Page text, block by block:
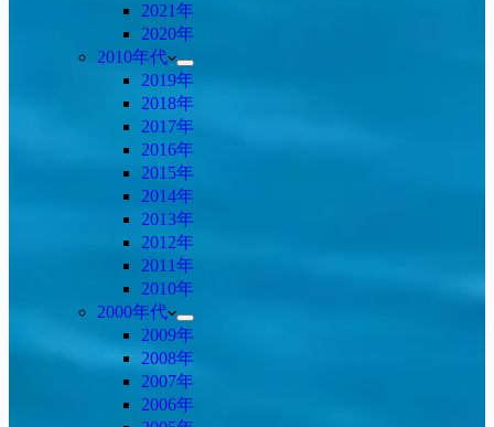
2021年
2020年
2010年代
2019年
2018年
2017年
2016年
2015年
2014年
2013年
2012年
2011年
2010年
2000年代
2009年
2008年
2007年
2006年